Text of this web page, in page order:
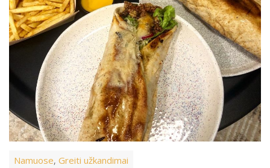
Namuose, Greiti užkandimai